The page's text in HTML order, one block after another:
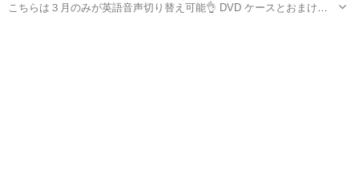
こちらは３月のみが英語音声切り替え可能👌 DVD ケースとおまけ